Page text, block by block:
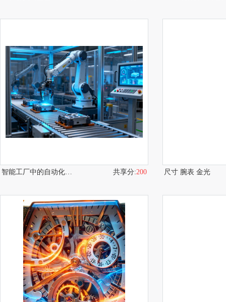
智能工厂中的自动化生产场景 共享分:200 尺寸 腕表 金光